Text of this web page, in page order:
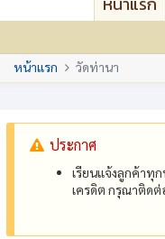
หน้าแรก วัดท่านา
ประกาศ
เรียนแจ้งลูกค้าทุ
เครดิต กรุณาติด